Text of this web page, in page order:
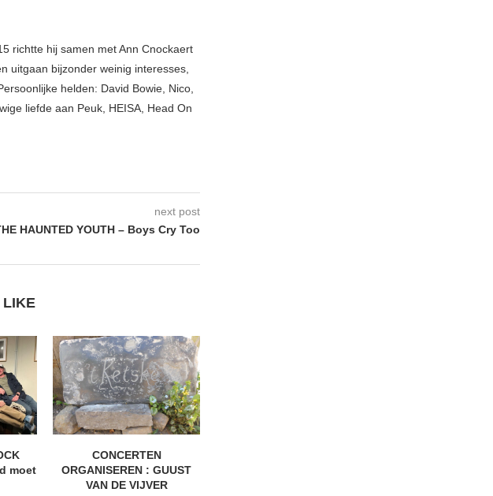
richtte hij samen met Ann Cnockaert
uitgaan bijzonder weinig interesses,
helden: David Bowie, Nico,
liefde aan Peuk, HEISA, Head On
next post
HAUNTED YOUTH – Boys Cry Too
LIKE
moet
CONCERTEN
ORGANISEREN : GUUST
VAN DE VIJVER